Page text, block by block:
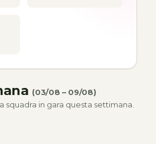
(03/08 – 09/08)
squadra in gara questa settimana.